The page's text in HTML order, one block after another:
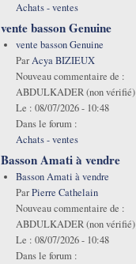
Achats - ventes
vente basson Genuine
vente basson Genuine
ParAcya BIZIEUX
Nouveau commentaire de :
ABDULKADER (non vérifié)
Le : 08/07/2026 - 10:48
Dans le forum :
Achats - ventes
Basson Amati à vendre
Basson Amati à vendre
ParPierre Cathelain
Nouveau commentaire de :
ABDULKADER (non vérifié)
Le : 08/07/2026 - 10:48
Dans le forum :